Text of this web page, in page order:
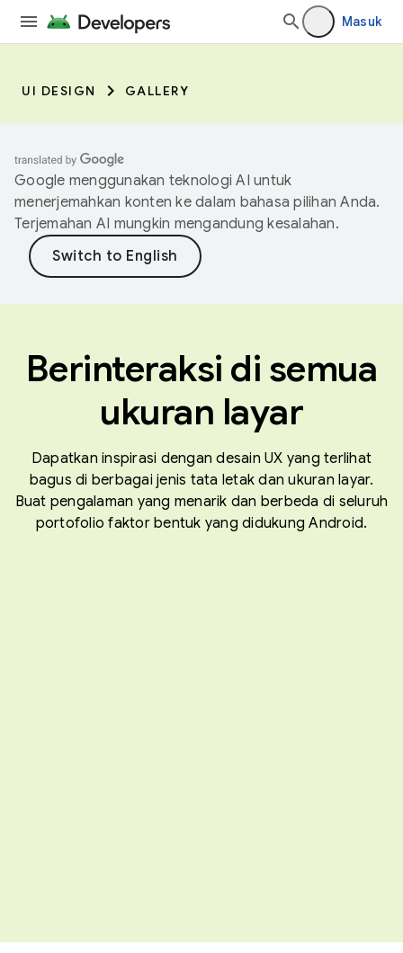
Masuk
UI DESIGN GALLERY
Google menggunakan teknologi AI untuk
menerjemahkan konten ke dalam bahasa pilihan Anda.
Terjemahan AI mungkin mengandung kesalahan.
Berinteraksi di semua
ukuran layar
Dapatkan inspirasi dengan desain UX yang terlihat
bagus di berbagai jenis tata letak dan ukuran layar.
Buat pengalaman yang menarik dan berbeda di seluruh
portofolio faktor bentuk yang didukung Android.